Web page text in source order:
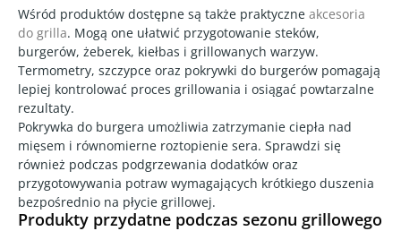
Wśród produktów dostępne są także praktyczne akcesoria
do grilla. Mogą one ułatwić przygotowanie steków,
burgerów, żeberek, kiełbas i grillowanych warzyw.
Termometry, szczypce oraz pokrywki do burgerów pomagają
lepiej kontrolować proces grillowania i osiągać powtarzalne
rezultaty.
Pokrywka do burgera umożliwia zatrzymanie ciepła nad
mięsem i równomierne roztopienie sera. Sprawdzi się
również podczas podgrzewania dodatków oraz
przygotowywania potraw wymagających krótkiego duszenia
bezpośrednio na płycie grillowej.
Produkty przydatne podczas sezonu grillowego